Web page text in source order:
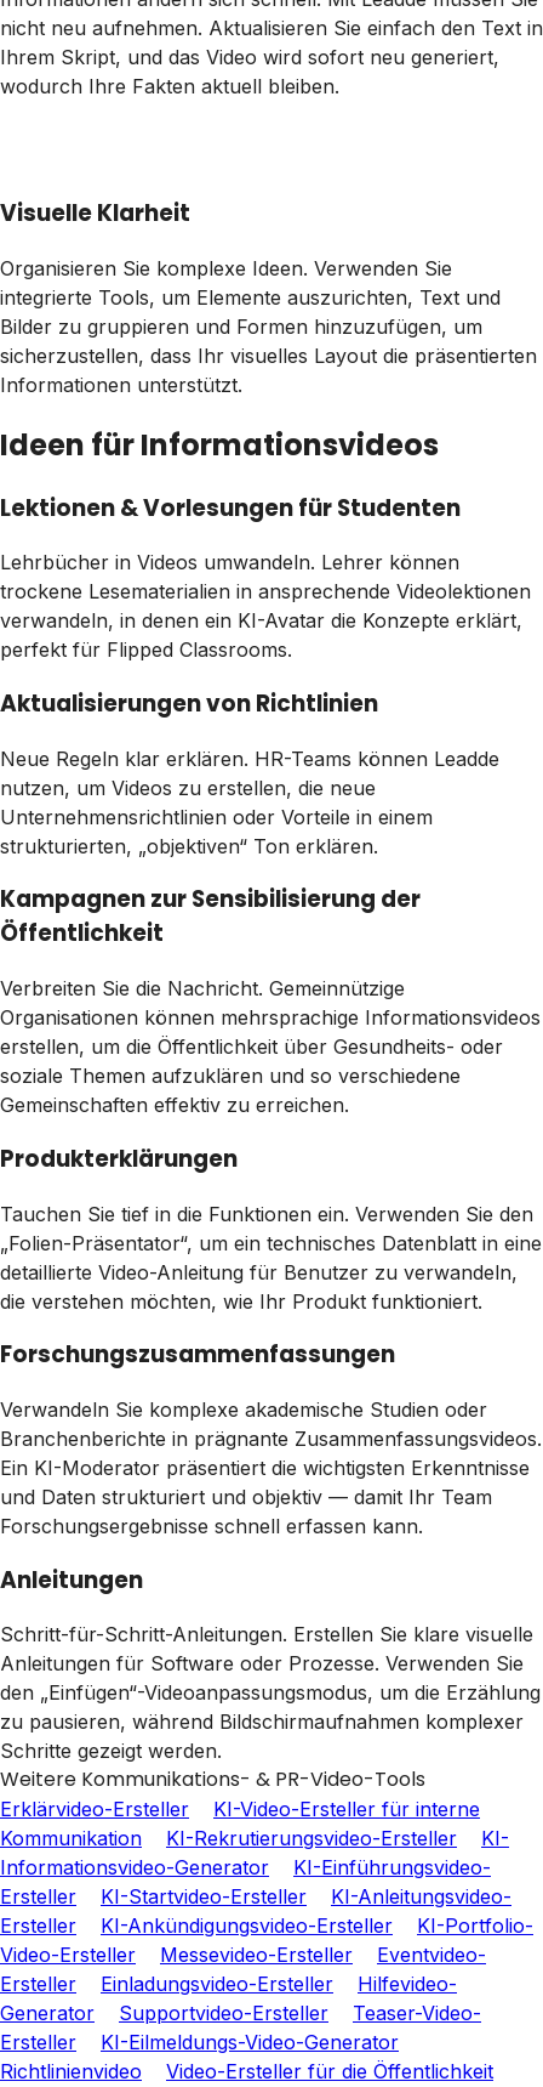
nicht neu aufnehmen. Aktualisieren Sie einfach den Text in
Ihrem Skript, und das Video wird sofort neu generiert,
wodurch Ihre Fakten aktuell bleiben.
Visuelle Klarheit
Organisieren Sie komplexe Ideen. Verwenden Sie
integrierte Tools, um Elemente auszurichten, Text und
Bilder zu gruppieren und Formen hinzuzufügen, um
sicherzustellen, dass Ihr visuelles Layout die präsentierten
Informationen unterstützt.
Ideen für Informationsvideos
Lektionen & Vorlesungen für Studenten
Lehrbücher in Videos umwandeln. Lehrer können
trockene Lesematerialien in ansprechende Videolektionen
verwandeln, in denen ein KI-Avatar die Konzepte erklärt,
perfekt für Flipped Classrooms.
Aktualisierungen von Richtlinien
Neue Regeln klar erklären. HR-Teams können Leadde
nutzen, um Videos zu erstellen, die neue
Unternehmensrichtlinien oder Vorteile in einem
strukturierten, „objektiven“ Ton erklären.
Kampagnen zur Sensibilisierung der
Öffentlichkeit
Verbreiten Sie die Nachricht. Gemeinnützige
Organisationen können mehrsprachige Informationsvideos
erstellen, um die Öffentlichkeit über Gesundheits- oder
soziale Themen aufzuklären und so verschiedene
Gemeinschaften effektiv zu erreichen.
Produkterklärungen
Tauchen Sie tief in die Funktionen ein. Verwenden Sie den
„Folien-Präsentator“, um ein technisches Datenblatt in eine
detaillierte Video-Anleitung für Benutzer zu verwandeln,
die verstehen möchten, wie Ihr Produkt funktioniert.
Forschungszusammenfassungen
Verwandeln Sie komplexe akademische Studien oder
Branchenberichte in prägnante Zusammenfassungsvideos.
Ein KI-Moderator präsentiert die wichtigsten Erkenntnisse
und Daten strukturiert und objektiv — damit Ihr Team
Forschungsergebnisse schnell erfassen kann.
Anleitungen
Schritt-für-Schritt-Anleitungen. Erstellen Sie klare visuelle
Anleitungen für Software oder Prozesse. Verwenden Sie
den „Einfügen“-Videoanpassungsmodus, um die Erzählung
zu pausieren, während Bildschirmaufnahmen komplexer
Schritte gezeigt werden.
Weitere Kommunikations- & PR-Video-Tools
Erklärvideo-Ersteller
KI-Video-Ersteller für interne
Kommunikation
KI-Rekrutierungsvideo-Ersteller
KI-
Informationsvideo-Generator
KI-Einführungsvideo-
Ersteller
KI-Startvideo-Ersteller
KI-Anleitungsvideo-
Ersteller
KI-Ankündigungsvideo-Ersteller
KI-Portfolio-
Video-Ersteller
Messevideo-Ersteller
Eventvideo-
Ersteller
Einladungsvideo-Ersteller
Hilfevideo-
Generator
Supportvideo-Ersteller
Teaser-Video-
Ersteller
KI-Eilmeldungs-Video-Generator
Richtlinienvideo
Video-Ersteller für die Öffentlichkeit